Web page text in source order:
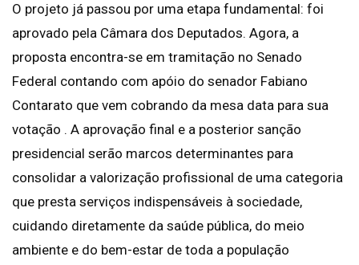
O projeto já passou por uma etapa fundamental: foi
aprovado pela Câmara dos Deputados. Agora, a
proposta encontra-se em tramitação no Senado
Federal contando com apóio do senador Fabiano
Contarato que vem cobrando da mesa data para sua
votação . A aprovação final e a posterior sanção
presidencial serão marcos determinantes para
consolidar a valorização profissional de uma categoria
que presta serviços indispensáveis à sociedade,
cuidando diretamente da saúde pública, do meio
ambiente e do bem-estar de toda a população